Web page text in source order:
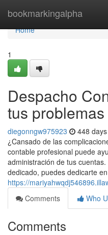
bookmarkingalpha
Home
Home
1
Despacho
tus
diegonngw975923 448
¿Cansado de las
contable profesional puede
administración de tus
dedicado, puedes dedicarte
https://
Comments
Who
Comments